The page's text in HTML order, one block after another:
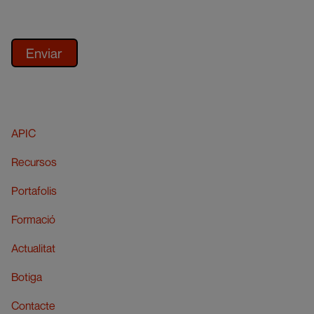
APIC
Recursos
Portafolis
Formació
Actualitat
Botiga
Contacte